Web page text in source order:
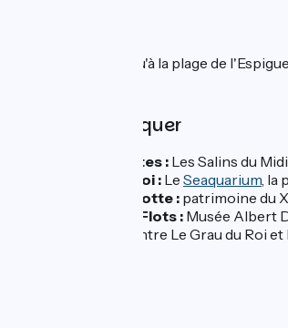
Piste cyclable jusqu'à la plage de
À ne pas manquer
Aigues-Mortes : Les Salins du
Le Grau du Roi : Le Seaquarium, la
La Grande Motte : patrimoine du
Palavas-les-Flots : Musée Albert
entre Le Grau du Roi